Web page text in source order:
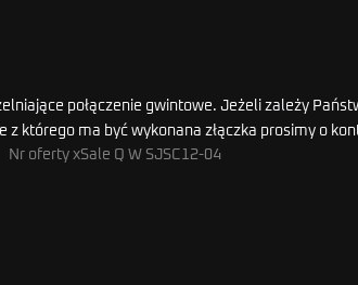
połączenie gwintowe. Jeżeli zależy
którego ma być wykonana złączka prosimy o
Nr oferty xSale Q W SJSC12-04